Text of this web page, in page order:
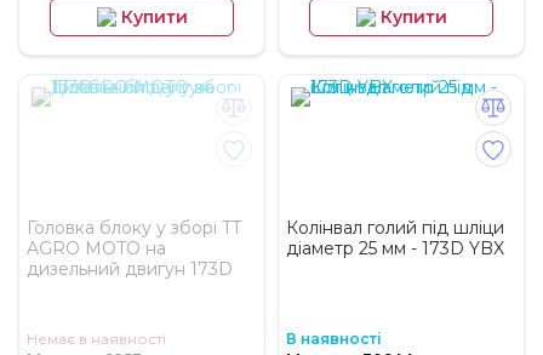
Купити Купити
Головка блоку у зборі TT
AGRO MOTO на
дизельний двигун 173D
Немає в наявності
Колінвал голий під шліци
діаметр 25 мм - 173D YBX
В наявності